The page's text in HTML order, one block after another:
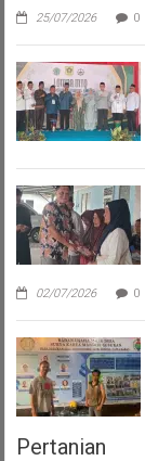
25/07/2026 0
02/07/2026 0
Pertanian